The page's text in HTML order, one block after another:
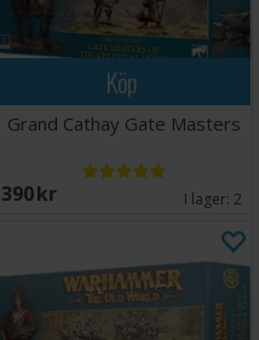
Köp
Grand Cathay Gate Masters
390 SEK I lager: 2